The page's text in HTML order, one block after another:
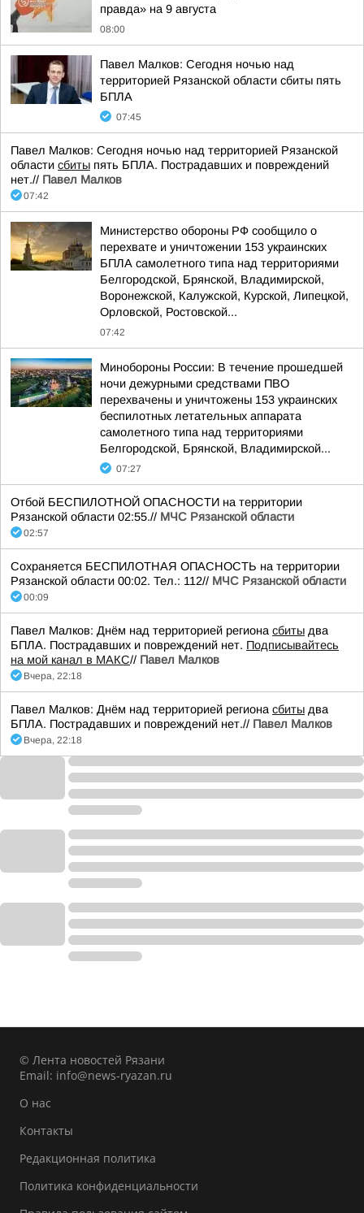
правда» на 9 августа
08:00
Павел Малков: Сегодня ночью над
территорией Рязанской области сбиты пять
БПЛА
07:45
Павел Малков: Сегодня ночью над территорией Рязанской
области сбиты пять БПЛА. Пострадавших и повреждений
нет.// Павел Малков
07:42
Министерство обороны РФ сообщило о
перехвате и уничтожении 153 украинских
БПЛА самолетного типа над территориями
Белгородской, Брянской, Владимирской,
Воронежской, Калужской, Курской, Липецкой,
Орловской, Ростовской...
07:42
Минобороны России: В течение прошедшей
ночи дежурными средствами ПВО
перехвачены и уничтожены 153 украинских
беспилотных летательных аппарата
самолетного типа над территориями
Белгородской, Брянской, Владимирской...
07:27
Отбой БЕСПИЛОТНОЙ ОПАСНОСТИ на территории
Рязанской области 02:55.// МЧС Рязанской области
02:57
Сохраняется БЕСПИЛОТНАЯ ОПАСНОСТЬ на территории
Рязанской области 00:02. Тел.: 112// МЧС Рязанской области
00:09
Павел Малков: Днём над территорией региона сбиты два
БПЛА. Пострадавших и повреждений нет. Подписывайтесь
на мой канал в МАКС// Павел Малков
Вчера, 22:18
Павел Малков: Днём над территорией региона сбиты два
БПЛА. Пострадавших и повреждений нет.// Павел Малков
Вчера, 22:18
© Лента новостей Рязани
Email: info@news-ryazan.ru
О нас
Контакты
Редакционная политика
Политика конфиденциальности